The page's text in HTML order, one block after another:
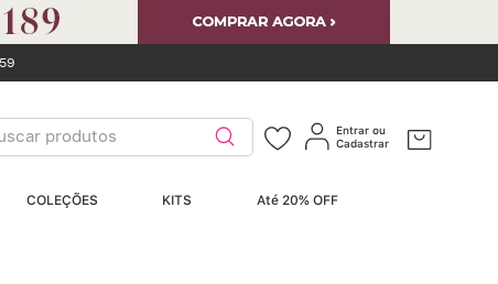
produtos
Entrar ou
Cadastrar
COLEÇÕES KITS Até 20% OFF
MAIS